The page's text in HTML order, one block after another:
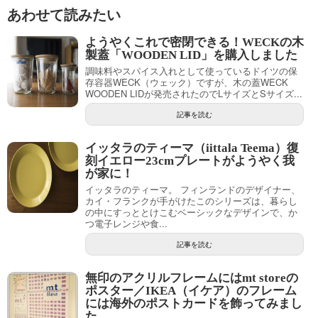
あわせて読みたい
ようやくこれで密閉できる！WECKの木
製蓋「WOODEN LID」を購入しました
調味料やスパイス入れとして使っているドイツの保
存容器WECK（ウェック）ですが、木の蓋WECK
WOODEN LIDが発売されたのでLサイズとSサイズ...
記事を読む
イッタラのティーマ（iittala Teema）復
刻イエロー23cmプレートがようやく我
が家に！
イッタラのティーマ。 フィンランドのデザイナー、
カイ・フランクが手がけたこのシリーズは、暮らし
の中にすっととけこむベーシックなデザインで、か
つ電子レンジや食...
記事を読む
無印のアクリルフレームにはmt storeの
ポスター／IKEA（イケア）のフレーム
には海外のポストカードを飾ってみまし